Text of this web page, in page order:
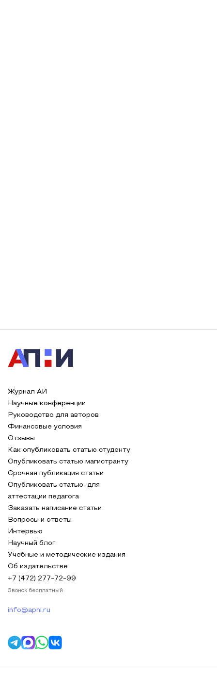
Журнал АИ
Научные конференции
Руководство для авторов
Финансовые условия
Отзывы
Как опубликовать статью студенту
Опубликовать статью магистранту
Срочная публикация статьи
Опубликовать статью для
аттестации педагога
Заказать написание статьи
Вопросы и ответы
Интервью
Научный блог
Учебные и методические издания
Об издательстве
+7 (472) 277-72-99
Звонок бесплатный
info@apni.ru